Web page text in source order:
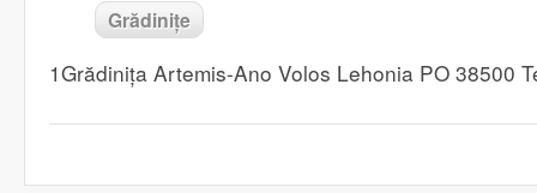
Grădinițe
1Grădinița Artemis-Ano Volos Lehonia PO 38500